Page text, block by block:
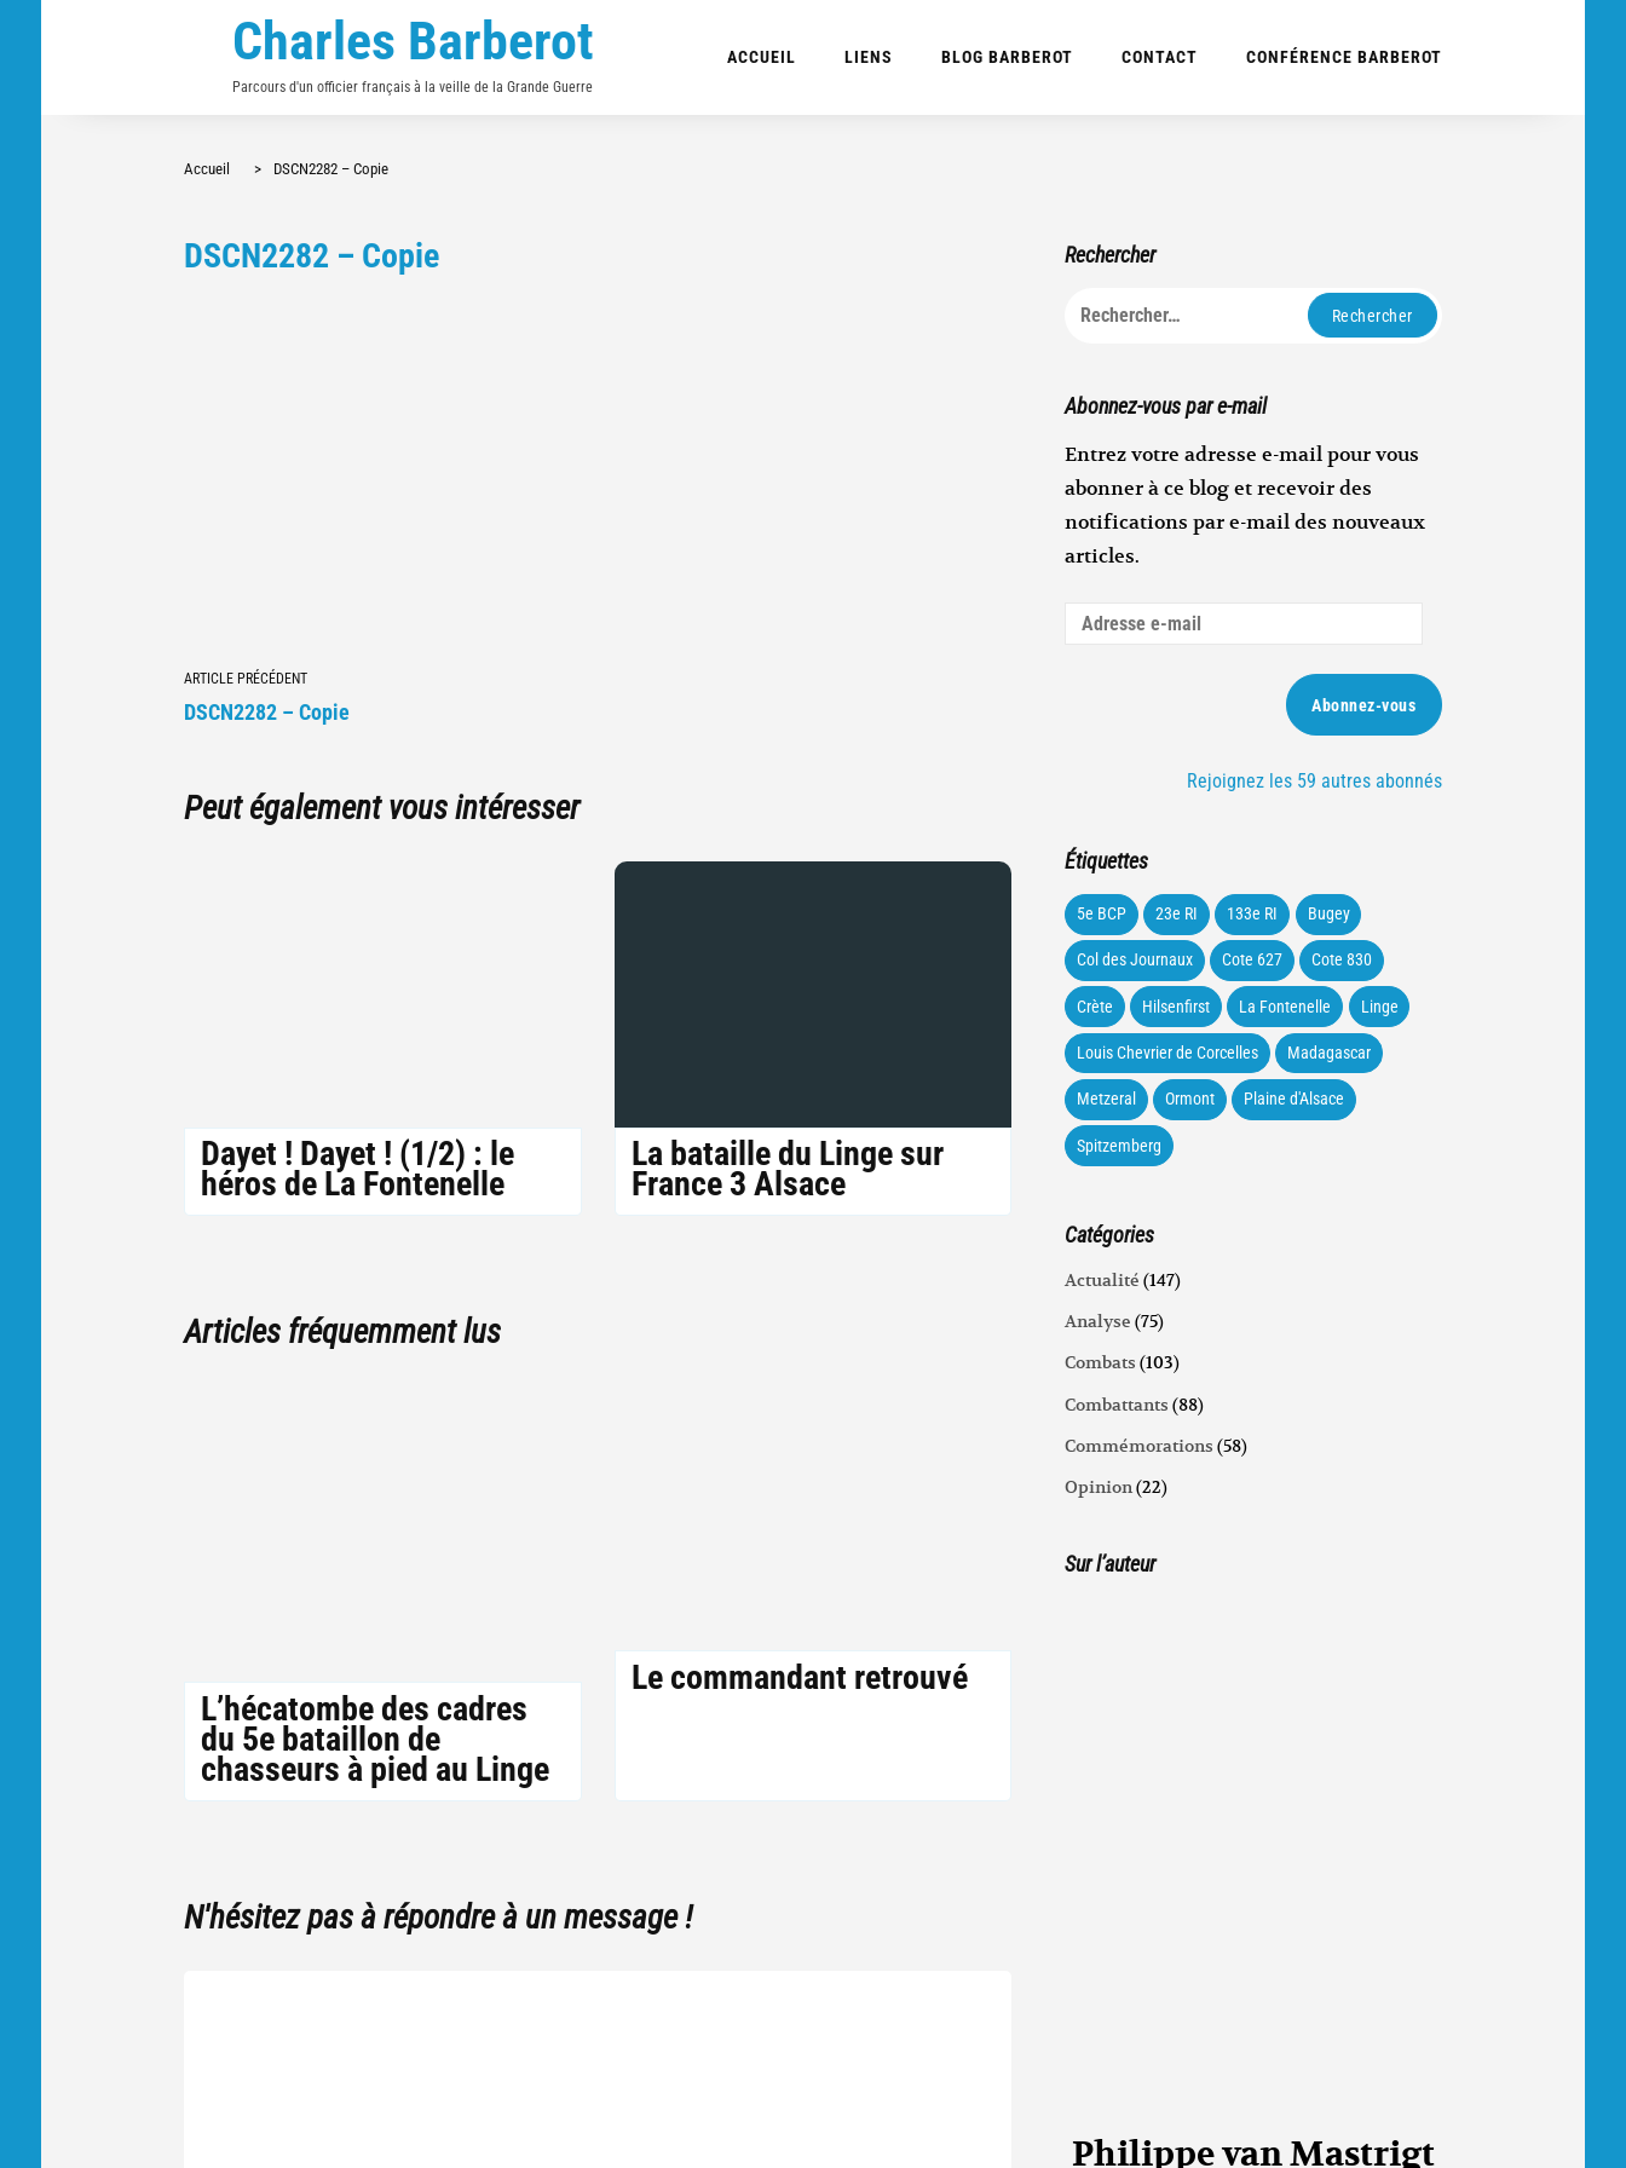
Charles Barberot
Parcours d'un officier français à la veille de la Grande Guerre
ACCUEIL LIENS BLOG BARBEROT CONTACT CONFÉRENCE BARBEROT
Accueil > DSCN2282 – Copie
DSCN2282 – Copie
Navigation
vers
ARTICLE PRÉCÉDENT
DSCN2282 – Copie
Peut également vous intéresser
Dayet ! Dayet ! (1/2) : le
héros de La Fontenelle
La bataille du Linge sur
France 3 Alsace
Articles fréquemment lus
L’hécatombe des cadres
du 5e bataillon de
chasseurs à pied au Linge
Le commandant retrouvé
N'hésitez pas à répondre à un message !
Rechercher
Rechercher :
Abonnez-vous par e-mail
Entrez votre adresse e-mail pour vous
abonner à ce blog et recevoir des
notifications par e-mail des nouveaux
articles.
Adresse
Abonnez-vous
Rejoignez les 59 autres abonnés
Étiquettes
5e BCP 23e RI 133e RI Bugey
Col des Journaux Cote 627 Cote 830
Crète Hilsenfirst La Fontenelle Linge
Louis Chevrier de Corcelles Madagascar
Metzeral Ormont Plaine d'Alsace
Spitzemberg
Catégories
Actualité (147)
Analyse (75)
Combats (103)
Combattants (88)
Commémorations (58)
Opinion(22)
Sur l’auteur
Philippe van Mastrigt